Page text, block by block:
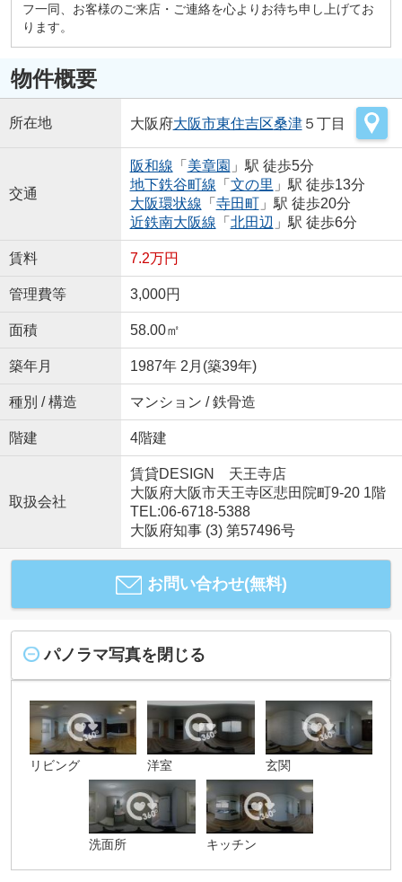
フ一同、お客様のご来店・ご連絡を心よりお待ち申し上げてお
ります。
物件概要
所在地 大阪府大阪市東住吉区桑津５丁目
交通
阪和線 「 美章園 」駅 徒歩5分
地下鉄谷町線 「 文の里 」駅 徒歩13分
大阪環状線 「 寺田町」駅 徒歩20分
近鉄南大阪線 「 北田辺 」駅 徒歩6分
賃料 7.2万円
管理費等 3,000円
面積 58.00㎡
築年月 1987年 2月(築39年)
種別 / 構造 マンション / 鉄骨造
階建 4階建
取扱会社
賃貸DESIGN 天王寺店
大阪府大阪市天王寺区悲田院町9-20 1階
TEL:06-6718-5388
大阪府知事 (3) 第57496号
お問い合わせ(無料)
パノラマ写真を閉じる
リビング 洋室 玄関
洗面所 キッチン